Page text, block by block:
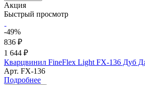
Акция
Быстрый просмотр
-49%
836 ₽
1 644 ₽
Кварцвинил FineFlex Light FX-136 Дуб
Арт. FX-136
Подробнее